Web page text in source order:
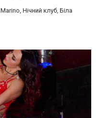
Нічний клуб, Біла